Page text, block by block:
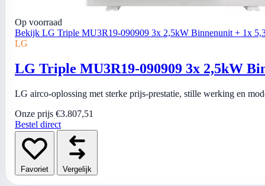
Op voorraad
Bekijk LG Triple MU3R19-090909 3x 2,5kW Binnenunit + 1x
LG
LG Triple MU3R19-090909 3x 2,5kW
LG airco-oplossing met sterke prijs-prestatie, stille werking en
Onze prijs €3.807,51
Bestel direct
Favoriet Vergelijk